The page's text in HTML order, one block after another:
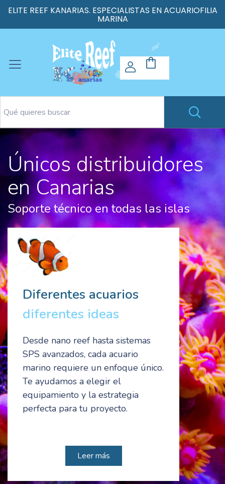
ELITE REEF KANARIAS. ESPECIALISTAS EN ACUARIOFILIA
MARINA
Únicos distribuidores
en Canarias
Soporte técnico en todas las islas
Diferentes acuarios
diferentes ideas
Desde nano reef hasta sistemas
SPS avanzados, cada acuario
marino requiere un enfoque único.
Te ayudamos a elegir el
equipamiento y la estrategia
perfecta para tu proyecto.
Leer más